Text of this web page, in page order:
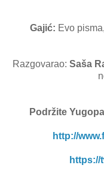
Gajić: Evo
Razgovarao: Saša
Podržite
http://
https://